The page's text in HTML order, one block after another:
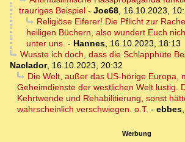
trauriges Beispiel - Joe68, 16.10.2023,
Religiöse Eiferer! Die Pflicht zur
heiligen Büchern, also wundert Euch
unter uns. - Hannes, 16.10.2023, 18:13
Wusste ich doch, dass die Schlapphüte
Naclador, 16.10.2023, 20:32
Die Welt, außer das US-hörige Europa,
Geheimdienste der westlichen Welt lustig.
Kehrtwende und Rehabilitierung, sonst
wahrscheinlich verschwiegen. o.T. - ebbes,
Werbung